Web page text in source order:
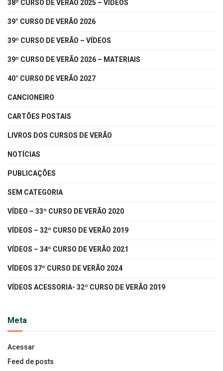
38º CURSO DE VERÃO 2025 – VIDEOS
39° CURSO DE VERÃO 2026
39º CURSO DE VERÃO – VÍDEOS
39º CURSO DE VERÃO 2026 – MATERIAIS
40° CURSO DE VERÃO 2027
CANCIONEIRO
CARTÕES POSTAIS
LIVROS DOS CURSOS DE VERÃO
NOTÍCIAS
PUBLICAÇÕES
SEM CATEGORIA
VÍDEO – 33º CURSO DE VERÃO 2020
VÍDEOS – 32º CURSO DE VERÃO 2019
VÍDEOS – 34º CURSO DE VERÃO 2021
VÍDEOS 37º CURSO DE VERÃO 2024
VÍDEOS ACESSORIA- 32º CURSO DE VERÃO 2019
Meta
Acessar
Feed de posts